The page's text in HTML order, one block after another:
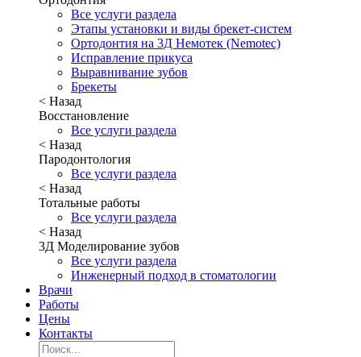
Все услуги раздела
Этапы установки и виды брекет-систем
Ортодонтия на 3Д Немотек (Nemotec)
Исправление прикуса
Выравнивание зубов
Брекеты
< Назад
Восстановление
Все услуги раздела
< Назад
Пародонтология
Все услуги раздела
< Назад
Тотальные работы
Все услуги раздела
< Назад
3Д Моделирование зубов
Все услуги раздела
Инженерный подход в стоматологии
Врачи
Работы
Цены
Контакты